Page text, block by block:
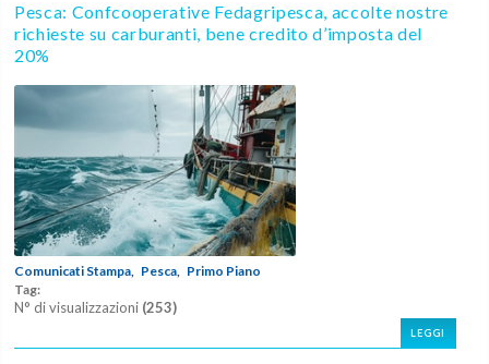
Pesca: Confcooperative Fedagripesca, accolte nostre
richieste su carburanti, bene credito d’imposta del
20%
Comunicati Stampa, Pesca,
Primo Piano
Tag:
N° di visualizzazioni (253)
LEGGI